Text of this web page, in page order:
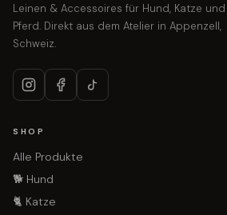
Leinen & Accessoires für Hund, Katze und
Pferd. Direkt aus dem Atelier in Appenzell,
Schweiz.
SHOP
Alle Produkte
🐕 Hund
🐈 Katze